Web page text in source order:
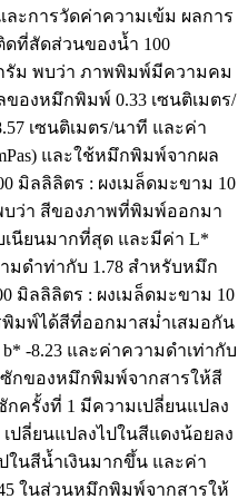
ะการวัดค่าความเข้ม ผลการ
ที่สัดส่วนของน้ำ 100
รัม พบว่า ภาพพิมพ์มีความคม
องหมึกพิมพ์ 0.33 เซนติเมตร/
เซนติเมตร/นาที และค่า
และใช้หมึกพิมพ์จากผล
มิลลิลิตร : ผงเมล็ดมะขาม 10
บว่า สีของภาพที่พิมพ์ออกมา
นียนมากที่สุด และมีค่า L*
ามดำท่ากับ 1.78 สำหรับหมึก
มิลลิลิตร : ผงเมล็ดมะขาม 10
พิมพ์ได้สีที่ออกมาสม่ำเสมอกัน
-8.23 และค่าความดำเท่ากับ
กของหมึกพิมพ์จากสารให้สี
ครั้งที่ 1 มีความเปลี่ยนแปลง
ปลี่ยนแปลงไปในสีแดงน้อยลง
ในสีน้ำเงินมากขึ้น และค่า
ในส่วนหมึกพิมพ์จากสารให้